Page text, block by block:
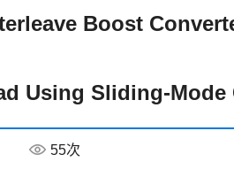
Boost
Using Sliding-Mode
55次